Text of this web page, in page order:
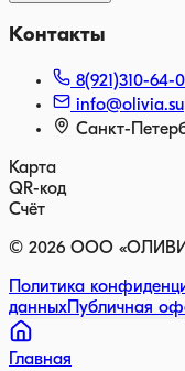
Контакты
8(921)310-64-
info@olivia.su
Санкт-
Карта
QR-код
Счёт
© 2026 ООО
Политика
данныхПубличная
Главная